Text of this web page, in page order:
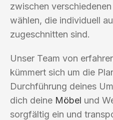
zwischen
wählen, die individuell
zugeschnitten sind.
Unser Team von
kümmert sich um die
Durchführung deines
dich deine Möbel und
sorgfältig ein und